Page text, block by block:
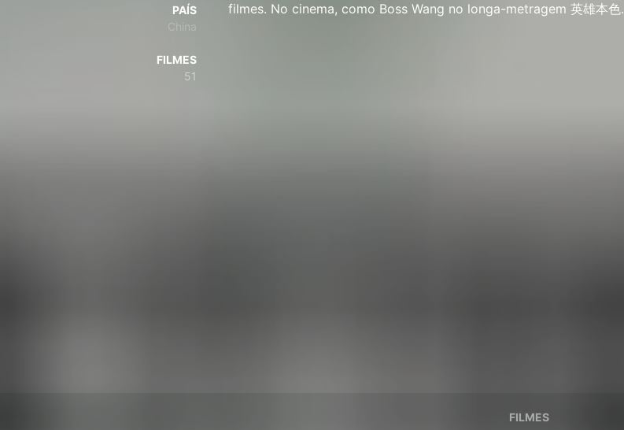
PAÍS
China
FILMES
51
filmes. No cinema, como Boss Wang no longa-metragem 英雄本色.
FILMES